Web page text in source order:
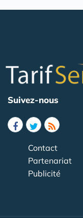
Suivez-nous
Contact
Partenariat
Publicité